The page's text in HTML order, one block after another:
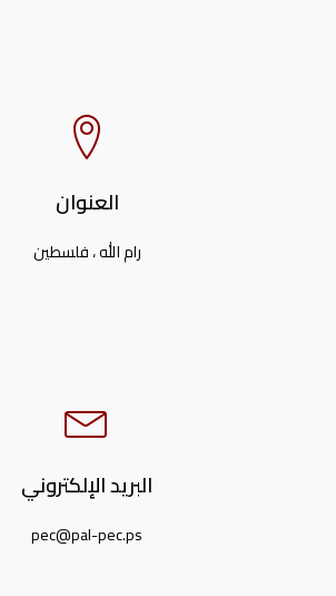
العنوان
رام الله ، فلسطين
البريد الإلكتروني
pec@pal-pec.ps